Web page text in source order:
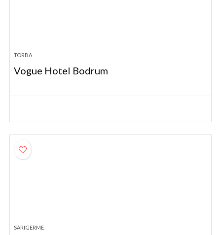
TORBA
Vogue Hotel Bodrum
SARIGERME